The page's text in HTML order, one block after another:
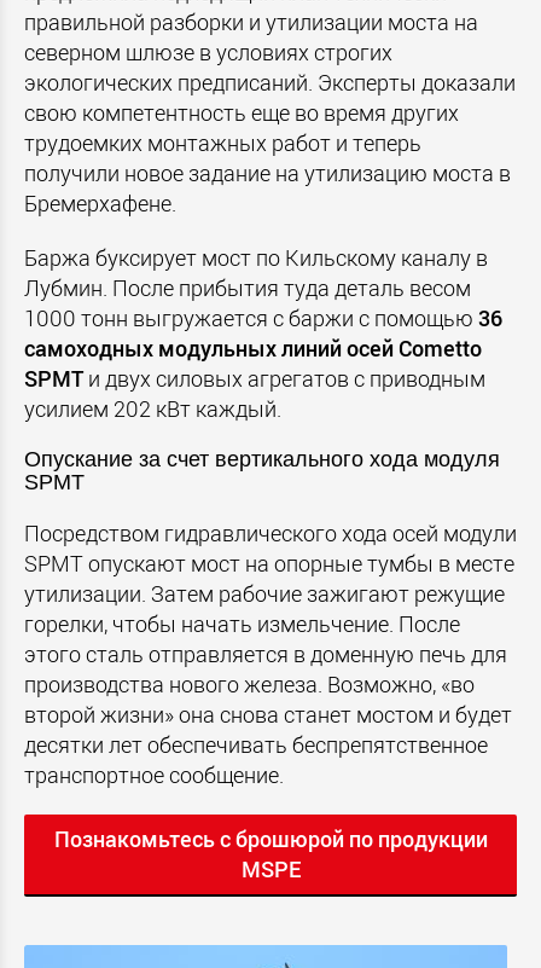
правильной разборки и утилизации моста на
северном шлюзе в условиях строгих
экологических предписаний. Эксперты доказали
свою компетентность еще во время других
трудоемких монтажных работ и теперь
получили новое задание на утилизацию моста в
Бремерхафене.
Баржа буксирует мост по Кильскому каналу в
Лубмин. После прибытия туда деталь весом
1000 тонн выгружается с баржи с помощью 36
самоходных модульныхлиний осей Cometto
SPMTи двух силовых агрегатов с приводным
усилием 202 кВт каждый.
Опускание за счет вертикального хода модуля
SPMT
Посредством гидравлического хода осей модули
SPMT опускают мост на опорные тумбы в месте
утилизации. Затем рабочие зажигают режущие
горелки, чтобы начать измельчение. После
этого сталь отправляется в доменную печь для
производства нового железа. Возможно, «во
второй жизни» она снова станет мостом и будет
десятки лет обеспечивать беспрепятственное
транспортное сообщение.
Познакомьтесь с брошюрой по продукции
MSPE